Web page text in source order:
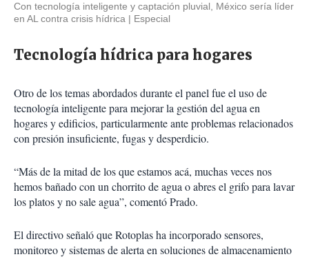
Con tecnología inteligente y captación pluvial, México sería líder
en AL contra crisis hídrica
Especial
Tecnología hídrica para hogares
Otro de los temas abordados durante el panel fue el uso de
tecnología inteligente para mejorar la gestión del agua en
hogares y edificios, particularmente ante problemas relacionados
con presión insuficiente, fugas y desperdicio.
“Más de la mitad de los que estamos acá, muchas veces nos
hemos bañado con un chorrito de agua o abres el grifo para lavar
los platos y no sale agua”, comentó Prado.
El directivo señaló que Rotoplas ha incorporado sensores,
monitoreo y sistemas de alerta en soluciones de almacenamiento